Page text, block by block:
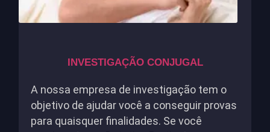
INVESTIGAÇÃO CONJUGAL
A nossa empresa de investigação tem o
objetivo de ajudar você a conseguir provas
para quaisquer finalidades. Se você